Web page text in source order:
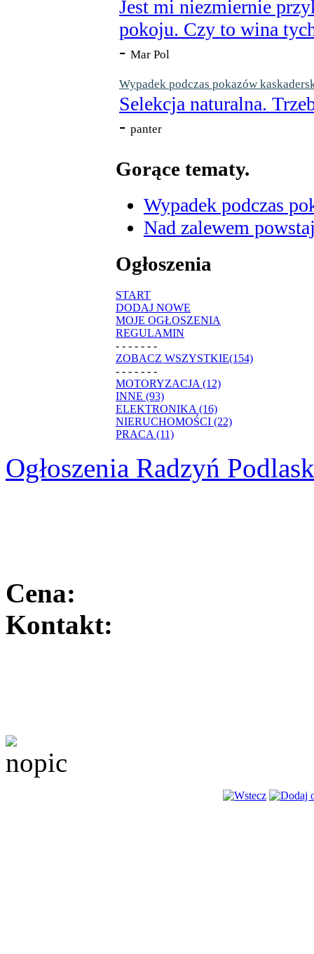
Jest mi niezmiernie
pokoju. Czy to wina
- Mar Pol
Wypadek podczas pokazów
Selekcja naturalna.
- panter
Gorące tematy.
Wypadek podczas
Nad zalewem
Ogłoszenia
START
DODAJ NOWE
MOJE OGŁOSZENIA
REGULAMIN
- - - - - - -
ZOBACZ WSZYSTKIE(154)
- - - - - - -
MOTORYZACJA (12)
INNE (93)
ELEKTRONIKA (16)
NIERUCHOMOŚCI (22)
PRACA (11)
Ogłoszenia Radzyń
Cena:
Kontakt: